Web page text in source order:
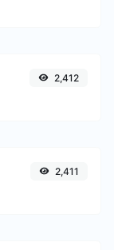
2,412
2,411